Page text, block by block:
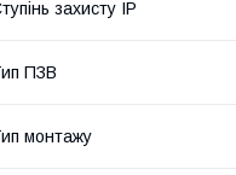
захисту IP
ПЗВ
монтажу